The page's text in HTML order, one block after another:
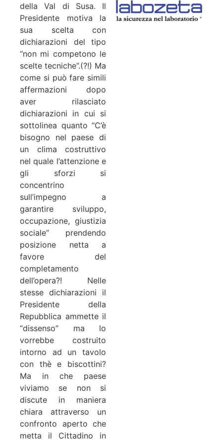
della Val di Susa. Il
Presidente motiva la
sua scelta con
dichiarazioni del tipo
“non mi competono le
scelte tecniche”.(?!) Ma
come si può fare simili
affermazioni dopo
aver rilasciato
dichiarazioni in cui si
sottolinea quanto “C’è
bisogno nel paese di
un clima costruttivo
nel quale l’attenzione e
gli sforzi si
concentrino
sull’impegno a
garantire sviluppo,
occupazione, giustizia
sociale” prendendo
posizione netta a
favore del
completamento
dell’opera?! Nelle
stesse dichiarazioni il
Presidente della
Repubblica ammette il
“dissenso” ma lo
vorrebbe costruito
intorno ad un tavolo
con thè e biscottini?
Ma in che paese
viviamo se non si
discute in maniera
chiara attraverso un
confronto aperto che
metta il Cittadino in